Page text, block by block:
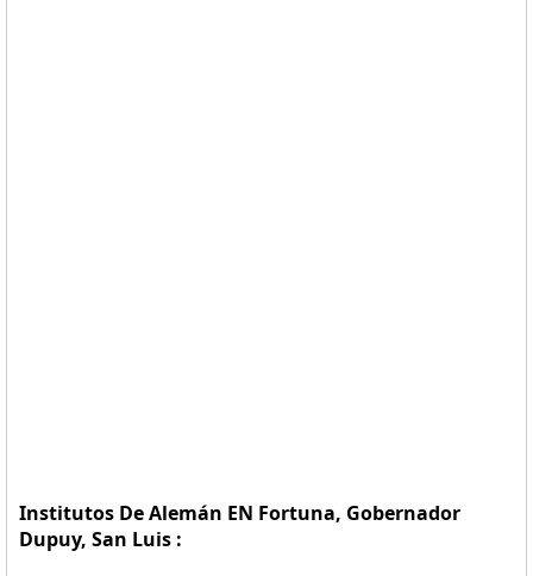
Institutos De Alemán EN Fortuna, Gobernador
Dupuy, San Luis :